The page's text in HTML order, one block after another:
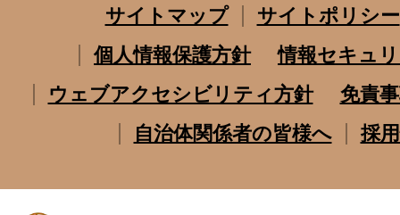
サイトマップ
サイトポリシー
個人情報保護方針
情報セキュ
ウェブアクセシビリティ方針
免責
自治体関係者の皆様へ
採